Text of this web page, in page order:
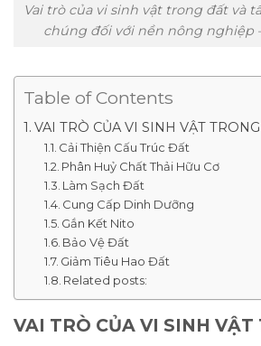
Vai trò của vi sinh vật trong đất và
chúng đối với nền nông nghiệp
Table of Contents
VAI TRÒ CỦA VI SINH VẬT
Cải Thiện Cấu Trúc Đất
Phân Huỷ Chất Thải Hữu Cơ
Làm Sạch Đất
Cung Cấp Dinh Dưỡng
Gắn Kết Nito
Bảo Vệ Đất
Giảm Tiêu Hao Đất
Related posts:
VAI TRÒ CỦA VI SINH